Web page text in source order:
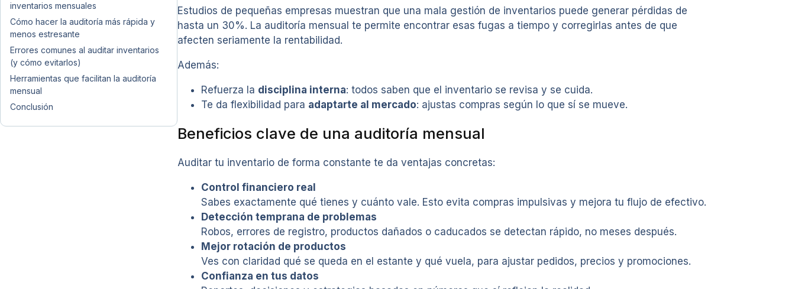
inventarios mensuales
Cómo hacer la auditoría más rápida y
menos estresante
Errores comunes al auditar inventarios
(y cómo evitarlos)
Herramientas que facilitan la auditoría
mensual
Conclusión
Estudios de pequeñas empresas muestran que una mala gestión de inventarios puede generar pérdidas de
hasta un 30%. La auditoría mensual te permite encontrar esas fugas a tiempo y corregirlas antes de que
afecten seriamente la rentabilidad.
Además:
Refuerza la disciplina interna: todos saben que el inventario se revisa y se cuida.
Te da flexibilidad para adaptarte al mercado: ajustas compras según lo que sí se mueve.
Beneficios clave de una auditoría mensual
Auditar tu inventario de forma constante te da ventajas concretas:
Control financiero real
Sabes exactamente qué tienes y cuánto vale. Esto evita compras impulsivas y mejora tu flujo de efectivo.
Detección temprana de problemas
Robos, errores de registro, productos dañados o caducados se detectan rápido, no meses después.
Mejor rotación de productos
Ves con claridad qué se queda en el estante y qué vuela, para ajustar pedidos, precios y promociones.
Confianza en tus datos